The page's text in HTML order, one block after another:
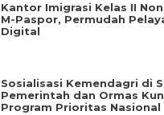
Kantor Imigrasi Kelas II
M-Paspor, Permudah
Digital
Sosialisasi Kemendagri di
Pemerintah dan Ormas
Program Prioritas Nasional